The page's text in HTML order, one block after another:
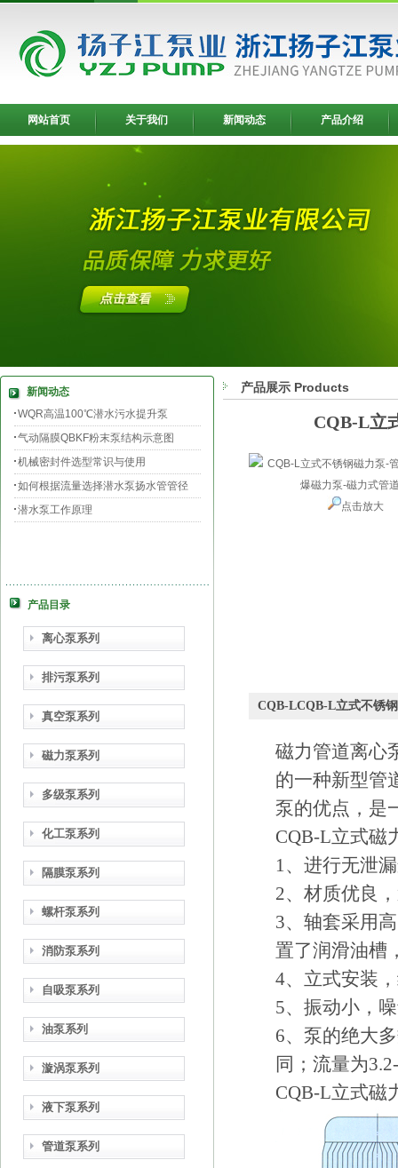
网站首页 关于我们 新闻动态 产品介绍
新闻动态
WQR高温100℃潜水污水提升泵
气动隔膜QBKF粉末泵结构示意图
机械密封件选型常识与使用
如何根据流量选择潜水泵扬水管管径
潜水泵工作原理
产品目录
离心泵系列
排污泵系列
真空泵系列
磁力泵系列
多级泵系列
化工泵系列
隔膜泵系列
螺杆泵系列
消防泵系列
自吸泵系列
油泵系列
漩涡泵系列
液下泵系列
管道泵系列
产品展示 Products
CQB-L立
点击放大
CQB-LCQB-L立式不锈
磁力管道离心
的一种新型管
泵的优点，是
CQB-L立式磁
1、进行无泄
2、材质优良
3、轴套采用
置了润滑油槽
4、立式安装
5、振动小，
6、泵的绝大
同；流量为
CQB-L立式磁